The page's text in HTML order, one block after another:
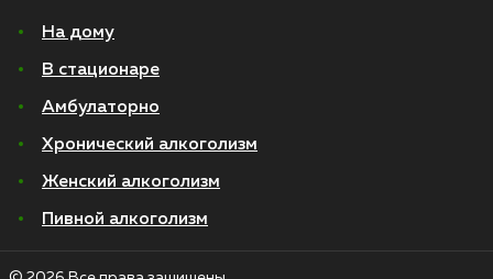
На дому
В стационаре
Амбулаторно
Хронический алкоголизм
Женский алкоголизм
Пивной алкоголизм